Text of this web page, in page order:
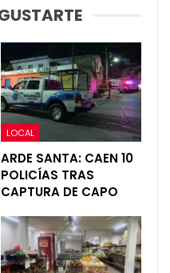
LOCAL
ARDE SANTA: CAEN 10
POLICÍAS TRAS
CAPTURA DE CAPO